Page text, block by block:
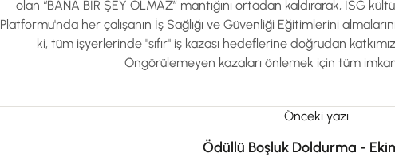
olan “BANA BİR ŞEY OLMAZ” mantığını ortadan kaldırarak, İSG
Platformu'nda her çalışanın İş Sağlığı ve Güvenliği Eğitimlerini
ki, tüm işyerlerinde "sıfır" iş kazası hedeflerine doğrudan
Öngörülemeyen kazaları önlemek için tüm
Önceki yazı
Ödüllü Boşluk Doldurma -